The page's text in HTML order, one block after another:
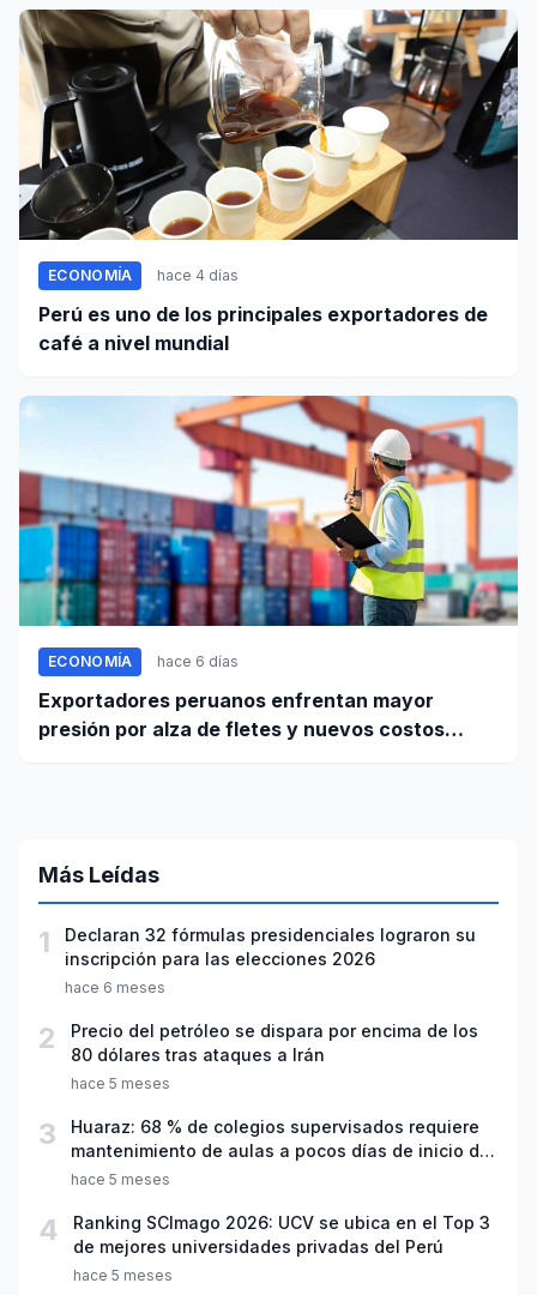
ECONOMÍA hace 4 días
Perú es uno de los principales exportadores de
café a nivel mundial
ECONOMÍA hace 6 días
Exportadores peruanos enfrentan mayor
presión por alza de fletes y nuevos costos
Más Leídas
1
Declaran 32 fórmulas presidenciales lograron su
inscripción para las elecciones 2026
hace 6 meses
2
Precio del petróleo se dispara por encima de los
80 dólares tras ataques a Irán
hace 5 meses
3
Huaraz: 68 % de colegios supervisados requiere
mantenimiento de aulas a pocos días de inicio del
año escolar 2026
hace 5 meses
4
Ranking SCImago 2026: UCV se ubica en el Top 3
de mejores universidades privadas del Perú
hace 5 meses